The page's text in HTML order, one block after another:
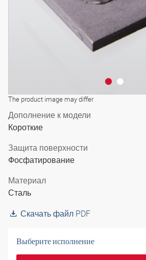
The product image may differ
Дополнение к модели
Короткие
Защита поверхности
Фосфатирование
Материал
Сталь
Скачать файл PDF
Выберите исполнение